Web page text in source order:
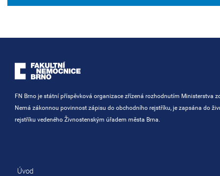
FN Brno je státní příspěvková organizace zřízená rozhodnutím Ministerstva
Nemá zákonnou povinnost zápisu do obchodního rejstříku, je zapsána do
rejstříku vedeného Živnostenským úřadem města Brna.
Úvod